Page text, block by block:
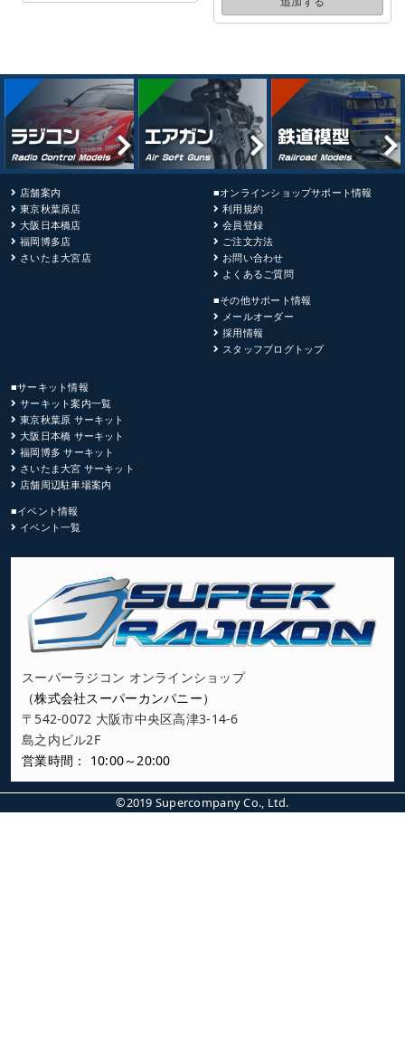
店舗案内
東京秋葉原店
大阪日本橋店
福岡博多店
さいたま大宮店
■オンラインショップサポート情報
利用規約
会員登録
ご注文方法
お問い合わせ
よくあるご質問
■その他サポート情報
メールオーダー
採用情報
スタッフブログトップ
■サーキット情報
サーキット案内一覧
東京秋葉原 サーキット
大阪日本橋 サーキット
福岡博多 サーキット
さいたま大宮 サーキット
店舗周辺駐車場案内
■イベント情報
イベント一覧
スーパーラジコン オンラインショップ
（株式会社スーパーカンパニー）
〒542-0072 大阪市中央区高津3-14-6
島之内ビル2F
営業時間： 10:00～20:00
©2019 Supercompany Co., Ltd.